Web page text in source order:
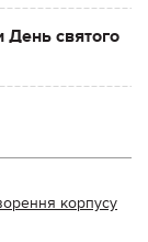
День святого